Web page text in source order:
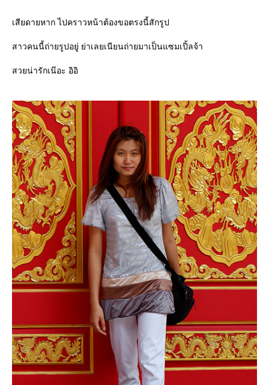
เสียดายหาก ไปคราวหน้าต้องขอตรงนี้สักรูป
สาวคนนี้ถ่ายรูปอยู่ ย่าเลยเนียนถ่ายมาเป็นแซมเปิ้ลจ้า
สวยน่ารักเน๊อะ อิอิ